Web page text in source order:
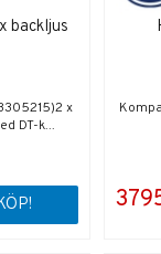
backljus
x
DT-k...